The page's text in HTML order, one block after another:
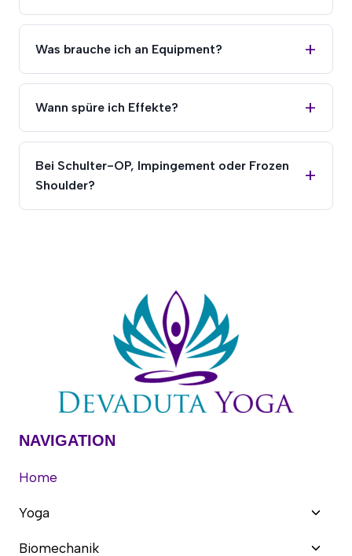
Was brauche ich an Equipment?
Wann spüre ich Effekte?
Bei Schulter-OP, Impingement oder Frozen
Shoulder?
NAVIGATION
Home
Yoga
Biomechanik